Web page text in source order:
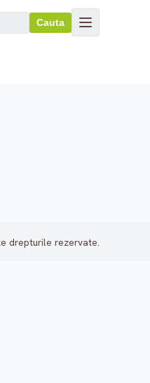
Cauta
drepturile rezervate.